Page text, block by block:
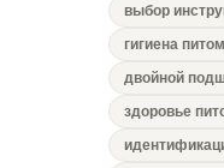
выбор
гигиена
двойной
здоровье